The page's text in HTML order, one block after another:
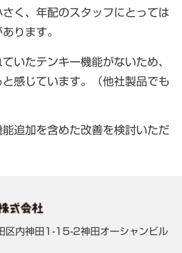
く、年配のスタッフにとっては
ります。
いたテンキー機能がないため、
感じています。（他社製品でも
追加を含めた改善を検討いただ
内神田1-15-2神田オーシャンビル